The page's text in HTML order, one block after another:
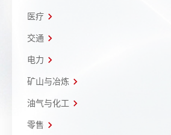
医疗
交通
电力
矿山与冶炼
油气与化工
零售